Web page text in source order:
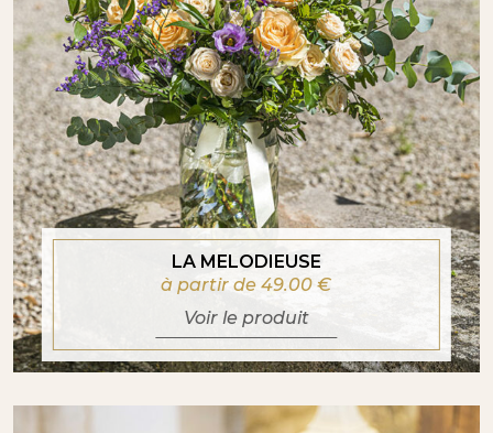
LA MELODIEUSE
à partir de 49.00€
Voir le produit